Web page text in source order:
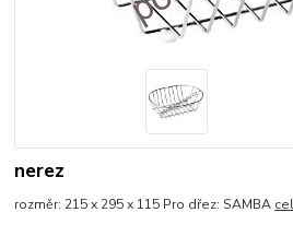
nerez
rozměr: 215 x 295 x 115 Pro dřez: SAMBA